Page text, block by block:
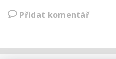
Přidat komentář